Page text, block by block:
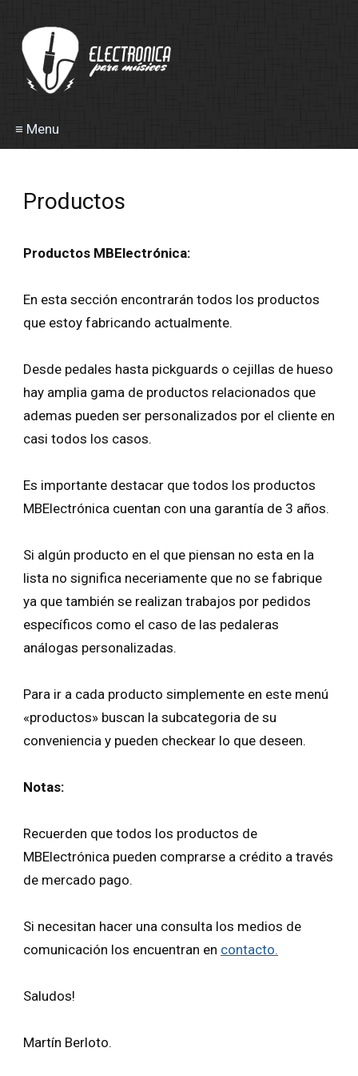
≡ Menu
Productos
Productos MBElectrónica:
En esta sección encontrarán todos los productos
que estoy fabricando actualmente.
Desde pedales hasta pickguards o cejillas de hueso
hay amplia gama de productos relacionados que
ademas pueden ser personalizados por el cliente en
casi todos los casos.
Es importante destacar que todos los productos
MBElectrónica cuentan con una garantía de 3 años.
Si algún producto en el que piensan no esta en la
lista no significa neceriamente que no se fabrique
ya que también se realizan trabajos por pedidos
específicos como el caso de las pedaleras
análogas personalizadas.
Para ir a cada producto simplemente en este menú
«productos» buscan la subcategoria de su
conveniencia y pueden checkear lo que deseen.
Notas:
Recuerden que todos los productos de
MBElectrónica pueden comprarse a crédito a través
de mercado pago.
Si necesitan hacer una consulta los medios de
comunicación los encuentran en contacto.
Saludos!
Martín Berloto.